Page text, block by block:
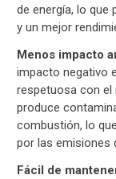
de energía, lo que
y un mejor
Menos impacto
impacto negativo
respetuosa con el
produce
combustión, lo
por las emisiones
Fácil de